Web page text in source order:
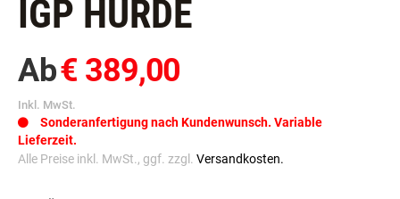
IGP HÜRDE
Ab€ 389,00
Inkl. MwSt.
Sonderanfertigung nach Kundenwunsch. Variable
Lieferzeit.
Alle Preise inkl. MwSt., ggf. zzgl. Versandkosten.